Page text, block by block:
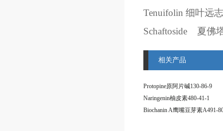
Tenuifolin 细叶远
Schaftoside
夏佛
相关产品
Protopine原阿片碱130-86-9
Naringenin柚皮素480-41-1
Biochanin A鹰嘴豆芽素A491-